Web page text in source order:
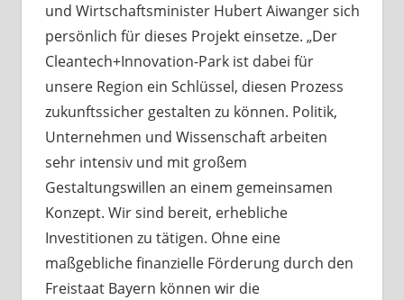
und Wirtschaftsminister Hubert Aiwanger sich
persönlich für dieses Projekt einsetze. „Der
Cleantech+Innovation-Park ist dabei für
unsere Region ein Schlüssel, diesen Prozess
zukunftssicher gestalten zu können. Politik,
Unternehmen und Wissenschaft arbeiten
sehr intensiv und mit großem
Gestaltungswillen an einem gemeinsamen
Konzept. Wir sind bereit, erhebliche
Investitionen zu tätigen. Ohne eine
maßgebliche finanzielle Förderung durch den
Freistaat Bayern können wir die